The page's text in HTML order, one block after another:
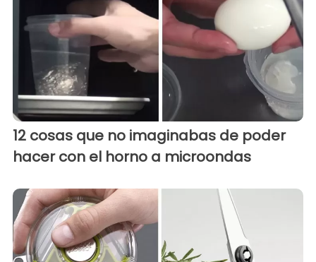
12 cosas que no imaginabas de poder
hacer con el horno a microondas